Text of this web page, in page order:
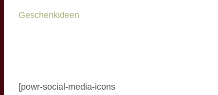
Geschenkideen
[powr-social-media-icons